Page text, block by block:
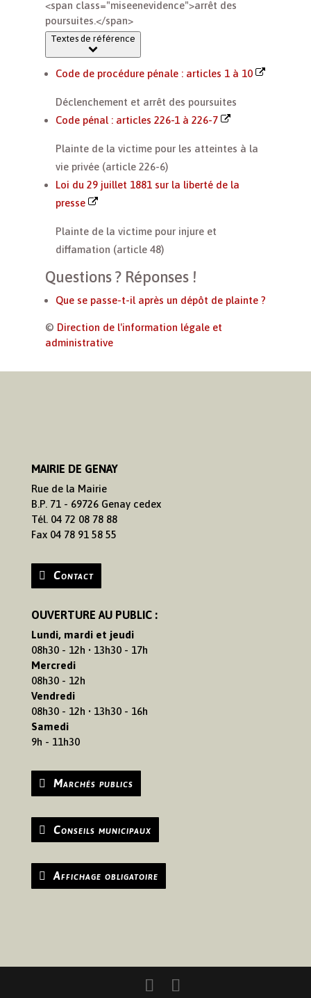
<span class="miseenevidence">arrêt des
poursuites.</span>
Textes de référence
Code de procédure pénale : articles 1 à 10
Déclenchement et arrêt des poursuites
Code pénal : articles 226-1 à 226-7
Plainte de la victime pour les atteintes à la
vie privée (article 226-6)
Loi du 29 juillet 1881 sur la liberté de la
presse
Plainte de la victime pour injure et
diffamation (article 48)
Questions ? Réponses !
Que se passe-t-il après un dépôt de plainte ?
© Direction de l'information légale et
administrative
MAIRIE DE GENAY
Rue de la Mairie
B.P. 71 - 69726 Genay cedex
Tél. 04 72 08 78 88
Fax 04 78 91 58 55
Contact
OUVERTURE AU PUBLIC :
Lundi, mardi et jeudi
08h30 - 12h • 13h30 - 17h
Mercredi
08h30 - 12h
Vendredi
08h30 - 12h • 13h30 - 16h
Samedi
9h - 11h30
Marchés publics
Conseils municipaux
Affichage obligatoire